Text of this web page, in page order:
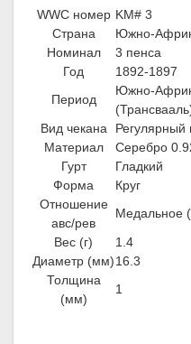
WWC номер KM# 3
Страна
Южно-
Номинал
3 пенса
Год
1892-1897
Период
Южно-
Вид чекана
Регулярный
Материал
Серебро
Гурт
Гладкий
Форма
Круг
Отношение
авс/рев
Медальное
Вес (г)
1.4
Диаметр (мм)16.3
Толщина
(мм)
1